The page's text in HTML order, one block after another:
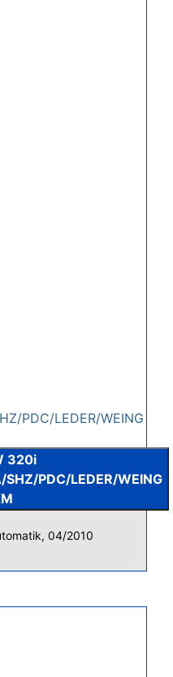
320i
PDC/LEDER/WEING
04/2010